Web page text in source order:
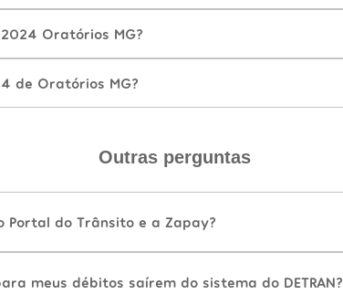
Oratórios MG?
de Oratórios MG?
Outras perguntas
Portal do Trânsito e a Zapay?
meus débitos saírem do sistema do DETRAN?